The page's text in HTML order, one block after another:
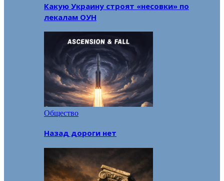
Какую Украину строят «несовки» по
лекалам ОУН
Общество
Назад дороги нет